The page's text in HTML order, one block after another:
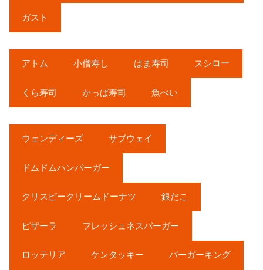
ガスト
アトム 小僧寿し はま寿司 スシロー
くら寿司 かっぱ寿司 魚べい
ウェンディーズ サブウェイ
ドムドムハンバーガー
クリスピークリームドーナツ 銀だこ
ピザーラ フレッシュネスバーガー
ロッテリア ケンタッキー バーガーキング